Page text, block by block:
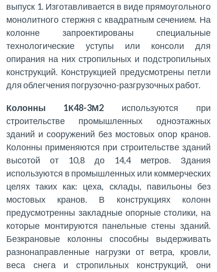
выпуск 1. Изготавливается в виде прямоугольного
монолитного стержня с квадратным сечением. На
колонне запроектированы специальные
технологические уступы или консоли для
опирания на них стропильных и подстропильных
конструкций. Конструкцией предусмотрены петли
для облегчения погрузочно-разгрузочных работ.
Колонны 1К48-3М2 используются при
строительстве промышленных одноэтажных
зданий и сооружений без мостовых опор кранов.
Колонны применяются при строительстве зданий
высотой от 10,8 до 14,4 метров. Здания
используются в промышленных или коммерческих
целях таких как: цеха, склады, павильоны без
мостовых кранов. В конструкциях колонн
предусмотренны закладные опорные столики, на
которые монтируются панельные стены зданий.
Безкрановые колонны способны выдерживать
разнонаправленные нагрузки от ветра, кровли,
веса снега и стропильных конструкций, они